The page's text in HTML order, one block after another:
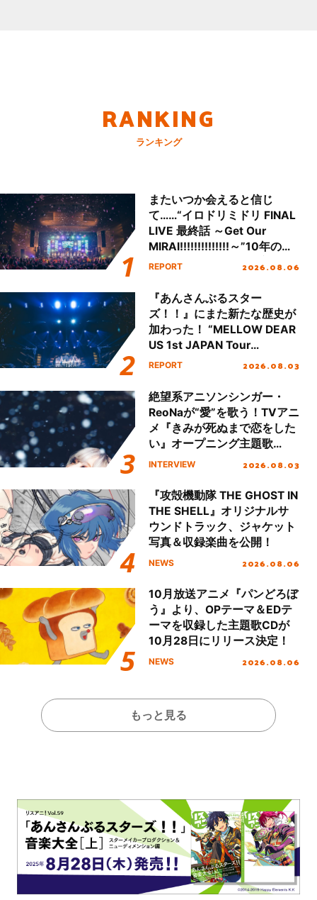
RANKING
ランキング
またいつか会えると信じ
て……“イロドリミドリ FINAL
LIVE 最終話 ～Get Our
MIRAI!!!!!!!!!!!!!!～”10年の活
動を経てファイナルを迎える
REPORT 2026.08.06
『あんさんぶるスター
ズ！！』にまた新たな歴史が
加わった！ “MELLOW DEAR
US 1st JAPAN Tour
Final「NICE to meet YOU
ート!!
REPORT 2026.08.03
絶望系アニソンシンガー・
ReoNaが“愛”を歌う！TVアニ
メ『きみが死ぬまで恋をした
い』オープニング主題歌
「Amore」インタビュー
INTERVIEW 2026.08.03
『攻殻機動隊 THE GHOST IN
THE SHELL』オリジナルサ
ウンドトラック、ジャケット
写真＆収録楽曲を公開！
NEWS 2026.08.06
10月放送アニメ『パンどろぼ
う』より、OPテーマ＆EDテ
ーマを収録した主題歌CDが
10月28日にリリース決定！
NEWS 2026.08.06
もっと見る